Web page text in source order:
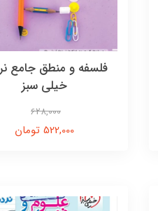
فلسفه و منطق جامع
خیلی سبز
628,000
522,000 تومان